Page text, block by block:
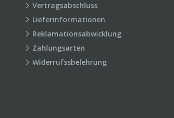
Vertragsabschluss
Lieferinformationen
Reklamationsabwicklung
Zahlungsarten
Widerrufssbelehrung